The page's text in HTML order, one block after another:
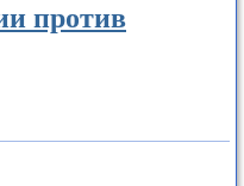
против